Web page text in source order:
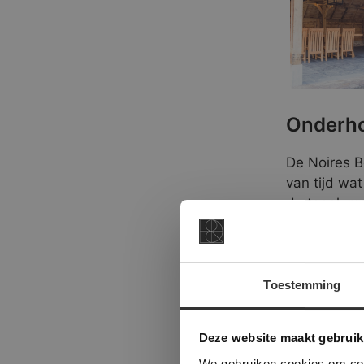
Toestemming
Deze website maakt
De Noires
van tijd
de tegel,
Deze zeep
Deze
en op
Deze
onze